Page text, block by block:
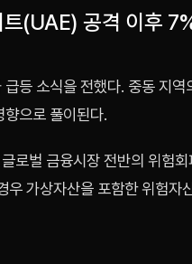
(UAE) 공격 이후
소식을 전했다. 중동 지역
으로 풀이된다.
로벌 금융시장 전반의 위험
우 가상자산을 포함한 위험자